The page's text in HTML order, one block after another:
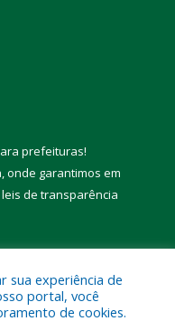
prefeituras!
onde garantimos em
leis de transparência
sua experiência de
portal, você
de cookies.